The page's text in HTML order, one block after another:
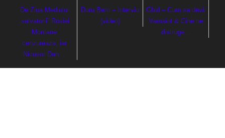
De Ziua Mediului
„salvatorii” Rosiei
Montane
cenzureaza, iar
Nicusor Dan…
Doru Bem – Interviu
(video)
Ghid – Cum sa devii
Vamaiot & Cine ne
distruge…